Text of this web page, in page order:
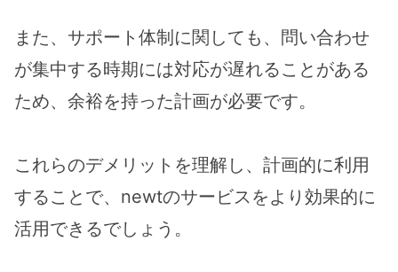
また、サポート体制に関しても、問い合わせ
が集中する時期には対応が遅れることがある
ため、余裕を持った計画が必要です。
これらのデメリットを理解し、計画的に利用
することで、newtのサービスをより効果的に
活用できるでしょう。